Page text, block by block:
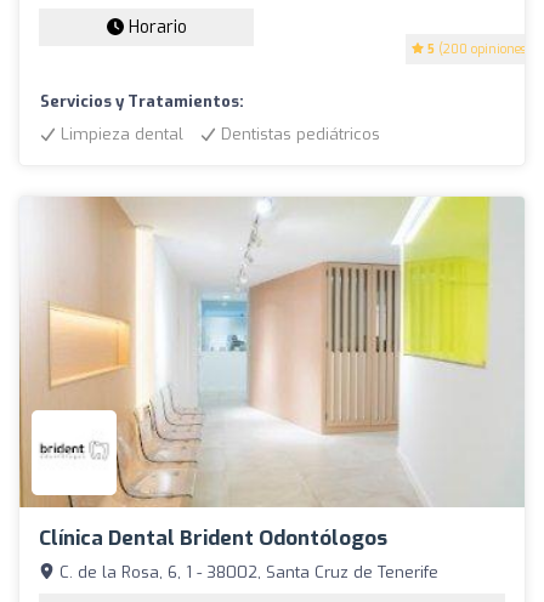
5 (200 opiniones)
Horario
Servicios y Tratamientos:
Limpieza dental
Dentistas pediátricos
Clínica Dental Brident Odontólogos
C. de la Rosa, 6, 1 - 38002, Santa Cruz de Tenerife